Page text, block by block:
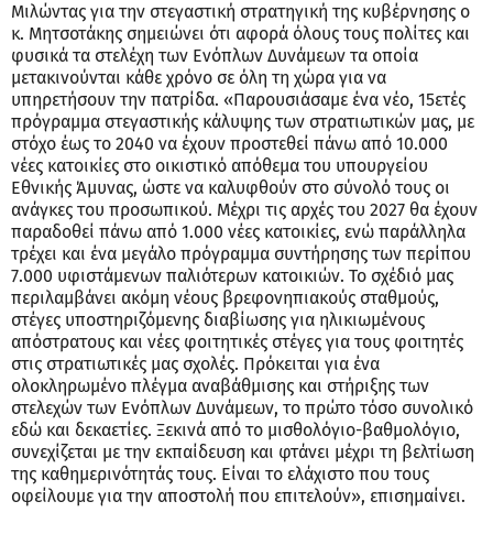
Μιλώντας για την στεγαστική στρατηγική της κυβέρνησης ο
κ. Μητσοτάκης σημειώνει ότι αφορά όλους τους πολίτες και
φυσικά τα στελέχη των Ενόπλων Δυνάμεων τα οποία
μετακινούνται κάθε χρόνο σε όλη τη χώρα για να
υπηρετήσουν την πατρίδα. «Παρουσιάσαμε ένα νέο, 15ετές
πρόγραμμα στεγαστικής κάλυψης των στρατιωτικών μας, με
στόχο έως το 2040 να έχουν προστεθεί πάνω από 10.000
νέες κατοικίες στο οικιστικό απόθεμα του υπουργείου
Εθνικής Άμυνας, ώστε να καλυφθούν στο σύνολό τους οι
ανάγκες του προσωπικού. Μέχρι τις αρχές του 2027 θα έχουν
παραδοθεί πάνω από 1.000 νέες κατοικίες, ενώ παράλληλα
τρέχει και ένα μεγάλο πρόγραμμα συντήρησης των περίπου
7.000 υφιστάμενων παλιότερων κατοικιών. Το σχέδιό μας
περιλαμβάνει ακόμη νέους βρεφονηπιακούς σταθμούς,
στέγες υποστηριζόμενης διαβίωσης για ηλικιωμένους
απόστρατους και νέες φοιτητικές στέγες για τους φοιτητές
στις στρατιωτικές μας σχολές. Πρόκειται για ένα
ολοκληρωμένο πλέγμα αναβάθμισης και στήριξης των
στελεχών των Ενόπλων Δυνάμεων, το πρώτο τόσο συνολικό
εδώ και δεκαετίες. Ξεκινά από το μισθολόγιο-βαθμολόγιο,
συνεχίζεται με την εκπαίδευση και φτάνει μέχρι τη βελτίωση
της καθημερινότητάς τους. Είναι το ελάχιστο που τους
οφείλουμε για την αποστολή που επιτελούν», επισημαίνει.